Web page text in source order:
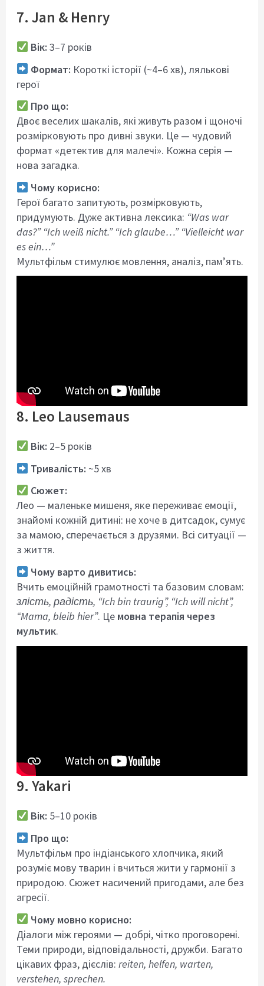
7. Jan & Henry
Вік: 3–7 років
Формат: Короткі історії (~4–6 хв), лялькові
герої
Про що:
Двоє веселих шакалів, які живуть разом і щоночі
розмірковують про дивні звуки. Це — чудовий
формат «детектив для малечі». Кожна серія —
нова загадка.
Чому корисно:
Герої багато запитують, розмірковують,
придумують. Дуже активна лексика: “Was war
das?” “Ich weiß nicht.” “Ich glaube…” “Vielleicht war
es ein…”
Мультфільм стимулює мовлення, аналіз, пам’ять.
8. Leo Lausemaus
Вік: 2–5 років
Тривалість: ~5 хв
Сюжет:
Лео — маленьке мишеня, яке переживає емоції,
знайомі кожній дитині: не хоче в дитсадок, сумує
за мамою, сперечається з друзями. Всі ситуації —
з життя.
Чому варто дивитись:
Вчить емоційній грамотності та базовим словам:
злість, радість, “Ich bin traurig”, “Ich will nicht”,
“Mama, bleib hier”. Це мовна терапія через
мультик.
9. Yakari
Вік: 5–10 років
Про що:
Мультфільм про індіанського хлопчика, який
розуміє мову тварин і вчиться жити у гармонії з
природою. Сюжет насичений пригодами, але без
агресії.
Чому мовно корисно:
Діалоги між героями — добрі, чітко проговорені.
Теми природи, відповідальності, дружби. Багато
цікавих фраз, дієслів: reiten, helfen, warten,
verstehen, sprechen.